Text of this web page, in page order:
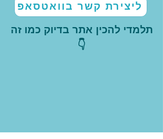
ליצירת קשר בוואטסאפ
תלמדי להכין אתר בדיוק כמו זה
👇